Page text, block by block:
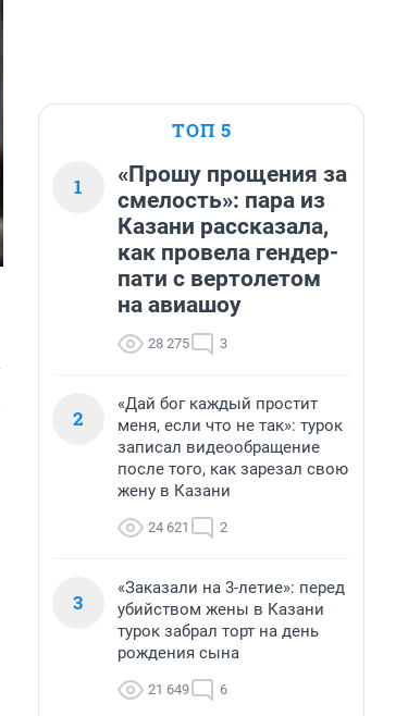
ТОП 5
1
«Прошу прощения за
смелость»: пара из
Казани рассказала,
как провела гендер-
пати с вертолетом
на авиашоу
28 275 3
2
«Дай бог каждый простит
меня, если что не так»: турок
записал видеообращение
после того, как зарезал свою
жену в Казани
24 621 2
3
«Заказали на 3-летие»: перед
убийством жены в Казани
турок забрал торт на день
рождения сына
21 649 6